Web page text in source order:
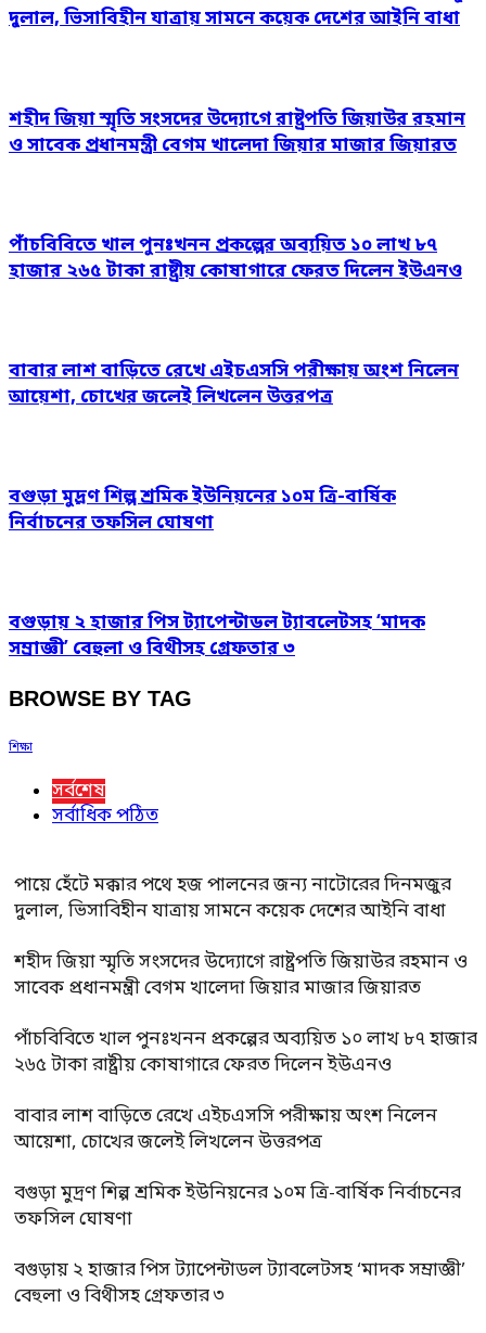
দুলাল, ভিসাবিহীন যাত্রায় সামনে কয়েক দেশের আইনি বাধা
শহীদ জিয়া স্মৃতি সংসদের উদ্যোগে রাষ্ট্রপতি জিয়াউর রহমান
ও সাবেক প্রধানমন্ত্রী বেগম খালেদা জিয়ার মাজার জিয়ারত
পাঁচবিবিতে খাল পুনঃখনন প্রকল্পের অব্যয়িত ১০ লাখ ৮৭
হাজার ২৬৫ টাকা রাষ্ট্রীয় কোষাগারে ফেরত দিলেন ইউএনও
বাবার লাশ বাড়িতে রেখে এইচএসসি পরীক্ষায় অংশ নিলেন
আয়েশা, চোখের জলেই লিখলেন উত্তরপত্র
বগুড়া মুদ্রণ শিল্প শ্রমিক ইউনিয়নের ১০ম ত্রি-বার্ষিক
নির্বাচনের তফসিল ঘোষণা
বগুড়ায় ২ হাজার পিস ট্যাপেন্টাডল ট্যাবলেটসহ ‘মাদক
সম্রাজ্ঞী’ বেহুলা ও বিথীসহ গ্রেফতার ৩
BROWSE BY TAG
শিক্ষা
সর্বশেষ
সর্বাধিক পঠিত
পায়ে হেঁটে মক্কার পথে হজ পালনের জন্য নাটোরের দিনমজুর
দুলাল, ভিসাবিহীন যাত্রায় সামনে কয়েক দেশের আইনি বাধা
শহীদ জিয়া স্মৃতি সংসদের উদ্যোগে রাষ্ট্রপতি জিয়াউর রহমান ও
সাবেক প্রধানমন্ত্রী বেগম খালেদা জিয়ার মাজার জিয়ারত
পাঁচবিবিতে খাল পুনঃখনন প্রকল্পের অব্যয়িত ১০ লাখ ৮৭ হাজার
২৬৫ টাকা রাষ্ট্রীয় কোষাগারে ফেরত দিলেন ইউএনও
বাবার লাশ বাড়িতে রেখে এইচএসসি পরীক্ষায় অংশ নিলেন
আয়েশা, চোখের জলেই লিখলেন উত্তরপত্র
বগুড়া মুদ্রণ শিল্প শ্রমিক ইউনিয়নের ১০ম ত্রি-বার্ষিক নির্বাচনের
তফসিল ঘোষণা
বগুড়ায় ২ হাজার পিস ট্যাপেন্টাডল ট্যাবলেটসহ ‘মাদক সম্রাজ্ঞী’
বেহুলা ও বিথীসহ গ্রেফতার ৩